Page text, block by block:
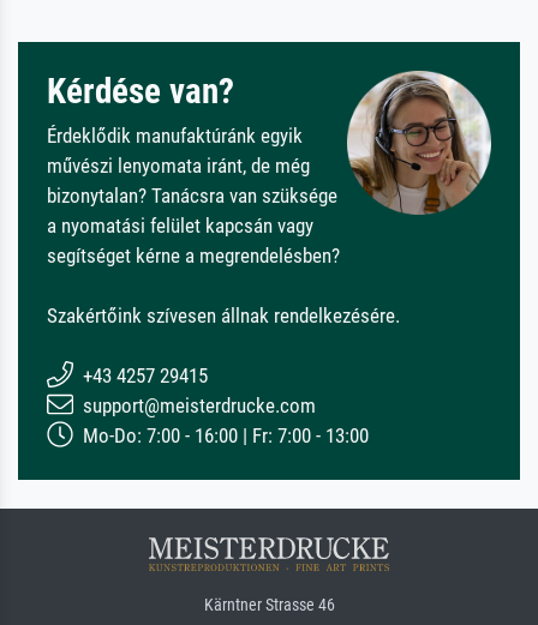
Kérdése van?
Érdeklődik manufaktúránk egyik
művészi lenyomata iránt, de még
bizonytalan? Tanácsra van szüksége
a nyomatási felület kapcsán vagy
segítséget kérne a megrendelésben?
Szakértőink szívesen állnak rendelkezésére.
+43 4257 29415
support@meisterdrucke.com
Mo-Do: 7:00 - 16:00 | Fr: 7:00 - 13:00
Kärntner Strasse 46